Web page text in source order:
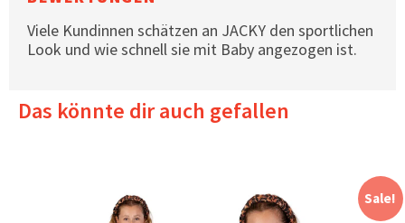
Viele Kundinnen schätzen an JACKY den sportlichen
Look und wie schnell sie mit Baby angezogen ist.
Das könnte dir auch gefallen
Sale!